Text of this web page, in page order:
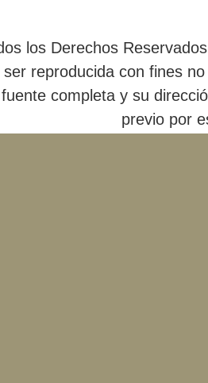
los Derechos
ser reproducida con fines
completa y su
previo por